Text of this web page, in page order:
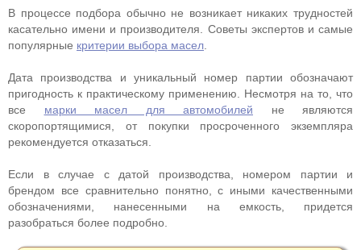
В процессе подбора обычно не возникает никаких трудностей
касательно имени и производителя. Советы экспертов и самые
популярные критерии выбора масел
Дата производства и уникальный номер партии обозначают
пригодность к практическому применению. Несмотря на то, что
все марки масел для автомобилей не являются
скоропортящимися, от покупки просроченного экземпляра
рекомендуется отказаться.
Если в случае с датой производства, номером партии и
брендом все сравнительно понятно, с иными качественными
обозначениями, нанесенными на емкость, придется
разобраться более подробно.